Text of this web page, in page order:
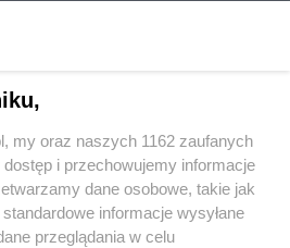
Pokaż więcej
my oraz naszych 1162 zaufanych
i przechowujemy informacje
dane osobowe, takie jak
informacje wysyłane
przeglądania w celu